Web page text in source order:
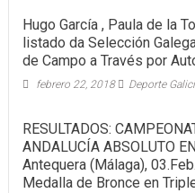
Hugo García , Paula de la
listado da Selección
de Campo a Través por
febrero 22, 2018 Deporte
RESULTADOS:
ANDALUCÍA ABSOLUTO
Antequera (Málaga),
Medalla de Bronce en